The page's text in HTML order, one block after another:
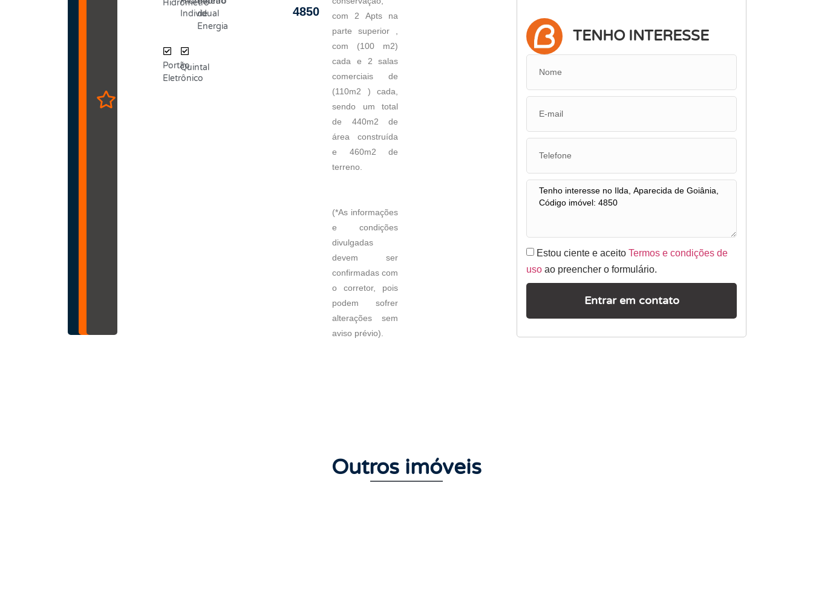
Hidrômetro
Individual
de
Energia
Portão
Eletrônico
Quintal
4850
com 2 Apts na
parte superior ,
com (100 m2)
cada e 2 salas
comerciais de
(110m2 ) cada,
sendo um total
de 440m2 de
área construída
e 460m2 de
terreno.
(*As informações
e condições
divulgadas
devem ser
confirmadas com
o corretor, pois
podem sofrer
alterações sem
aviso prévio).
TENHO INTERESSE
Estou ciente e aceitoTermos e condições de
uso ao preencher o formulário.
Entrar em contato
Outros imóveis